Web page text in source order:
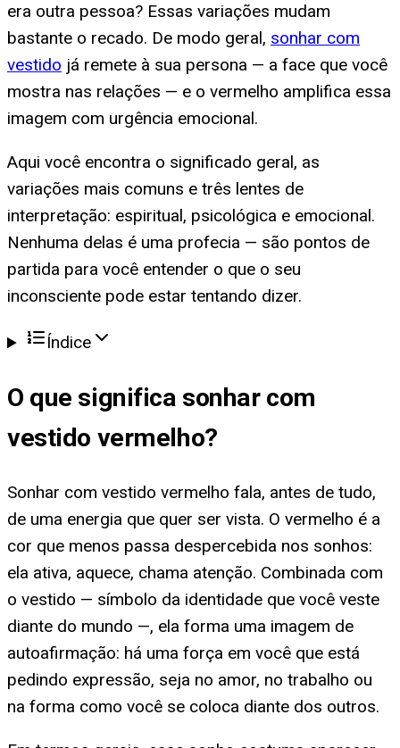
era outra pessoa? Essas variações mudam
bastante o recado. De modo geral, sonhar com
vestido já remete à sua persona — a face que você
mostra nas relações — e o vermelho amplifica essa
imagem com urgência emocional.
Aqui você encontra o significado geral, as
variações mais comuns e três lentes de
interpretação: espiritual, psicológica e emocional.
Nenhuma delas é uma profecia — são pontos de
partida para você entender o que o seu
inconsciente pode estar tentando dizer.
Índice
O que significa sonhar com
vestido vermelho?
Sonhar com vestido vermelho fala, antes de tudo,
de uma energia que quer ser vista. O vermelho é a
cor que menos passa despercebida nos sonhos:
ela ativa, aquece, chama atenção. Combinada com
o vestido — símbolo da identidade que você veste
diante do mundo —, ela forma uma imagem de
autoafirmação: há uma força em você que está
pedindo expressão, seja no amor, no trabalho ou
na forma como você se coloca diante dos outros.